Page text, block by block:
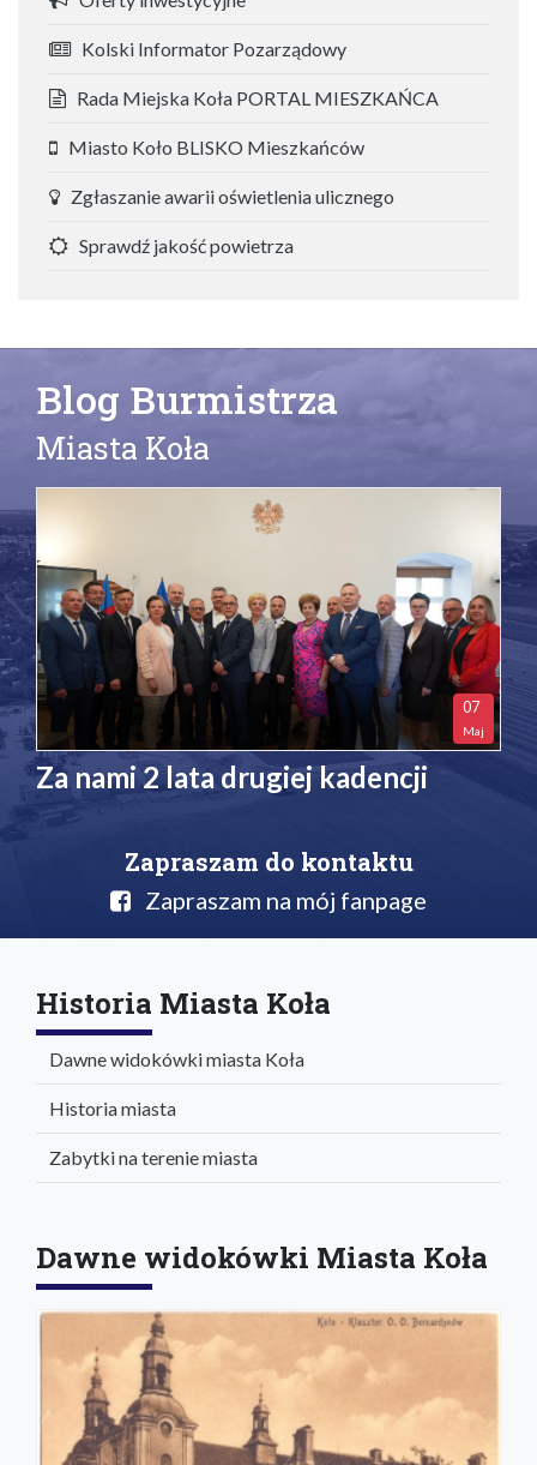
Kolski Informator Pozarządowy
Rada Miejska Koła PORTAL MIESZKAŃCA
Miasto Koło BLISKO Mieszkańców
Zgłaszanie awarii oświetlenia ulicznego
Sprawdź jakość powietrza
Blog Burmistrza
Miasta Koła
07
Maj
Za nami 2 lata drugiej kadencji
Zapraszam do kontaktu
Zapraszam na mój fanpage
Historia Miasta Koła
Dawne widokówki miasta Koła
Historia miasta
Zabytki na terenie miasta
Dawne widokówki Miasta Koła